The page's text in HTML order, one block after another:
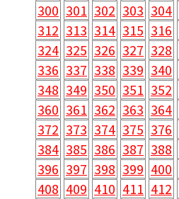
300 301 302 303 304
312 313 314 315 316
324 325 326 327 328
336 337 338 339 340
348 349 350 351 352
360 361 362 363 364
372 373 374 375 376
384 385 386 387 388
396 397 398 399 400
408 409 410 411 412